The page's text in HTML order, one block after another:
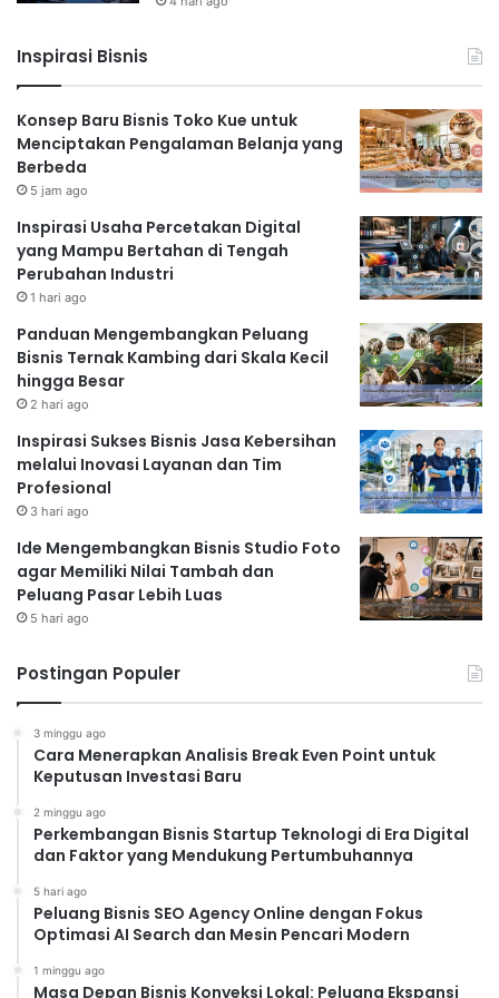
Model bisnis berlangganan (subscription model) terus
menunjukkan popularitasnya. Dari layanan streaming
musik dan film hingga kotak langganan produk
kecantikan dan makanan, model ini menawarkan
keuntungan bagi bisnis karena menghasilkan
akan melihat lebih banyak lagi bisnis yang mengadopsi
model ini.
Read Also:
Bongkar! 10 Bisnis Paling Melejit di Era
Sekarang yang Wajib Dicoba Sebelum
Terlambat
Keunggulan Model Bisnis
Berlangganan:
Pendapatan yang stabil dan prediktif:
Memudahkan
Meningkatkan loyalitas pelanggan:
Meningkatkan nilai seumur hidup pelanggan
(customer lifetime value):
Bisnis Berkelanjutan dan
Ramah Lingkungan: Sebuah
Keharusan
Kesadaran akan lingkungan semakin meningkat,
dantren bisnis 2025
akan semakin menekankan pada
Inspirasi Bisnis
Konsep Baru Bisnis Toko Kue untuk
Menciptakan Pengalaman Belanja yang
Berbeda
5 jam ago
Inspirasi Usaha Percetakan Digital
yang Mampu Bertahan di Tengah
Perubahan Industri
1 hari ago
Panduan Mengembangkan Peluang
Bisnis Ternak Kambing dari Skala Kecil
hingga Besar
2 hari ago
Inspirasi Sukses Bisnis Jasa Kebersihan
melalui Inovasi Layanan dan Tim
Profesional
3 hari ago
Ide Mengembangkan Bisnis Studio Foto
agar Memiliki Nilai Tambah dan
Peluang Pasar Lebih Luas
5 hari ago
Postingan Populer
3 minggu ago
Cara Menerapkan Analisis Break Even Point untuk
Keputusan Investasi Baru
2 minggu ago
Perkembangan Bisnis Startup Teknologi di Era Digital
dan Faktor yang Mendukung Pertumbuhannya
5 hari ago
Peluang Bisnis SEO Agency Online dengan Fokus
Optimasi AI Search dan Mesin Pencari Modern
1 minggu ago
Masa Depan Bisnis Konveksi Lokal: Peluang Ekspansi